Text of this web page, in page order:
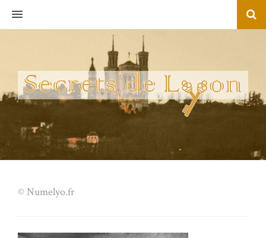
MENU
© Numelyo.fr